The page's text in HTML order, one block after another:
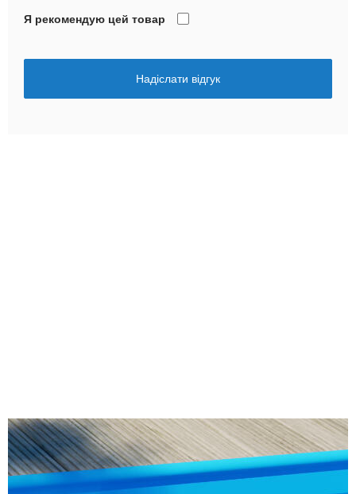
Я рекомендую цей товар
Надіслати відгук